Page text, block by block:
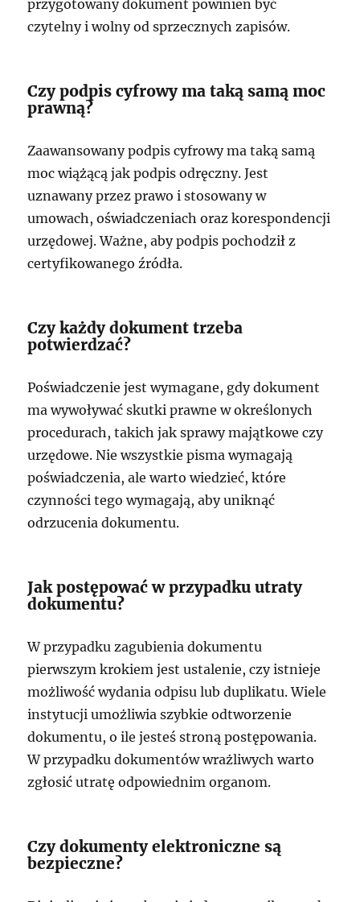
przygotowany dokument powinien być
czytelny i wolny od sprzecznych zapisów.
Czy podpis cyfrowy ma taką samą moc
prawną?
Zaawansowany podpis cyfrowy ma taką samą
moc wiążącą jak podpis odręczny. Jest
uznawany przez prawo i stosowany w
umowach, oświadczeniach oraz korespondencji
urzędowej. Ważne, aby podpis pochodził z
certyfikowanego źródła.
Czy każdy dokument trzeba
potwierdzać?
Poświadczenie jest wymagane, gdy dokument
ma wywoływać skutki prawne w określonych
procedurach, takich jak sprawy majątkowe czy
urzędowe. Nie wszystkie pisma wymagają
poświadczenia, ale warto wiedzieć, które
czynności tego wymagają, aby uniknąć
odrzucenia dokumentu.
Jak postępować w przypadku utraty
dokumentu?
W przypadku zagubienia dokumentu
pierwszym krokiem jest ustalenie, czy istnieje
możliwość wydania odpisu lub duplikatu. Wiele
instytucji umożliwia szybkie odtworzenie
dokumentu, o ile jesteś stroną postępowania.
W przypadku dokumentów wrażliwych warto
zgłosić utratę odpowiednim organom.
Czy dokumenty elektroniczne są
bezpieczne?